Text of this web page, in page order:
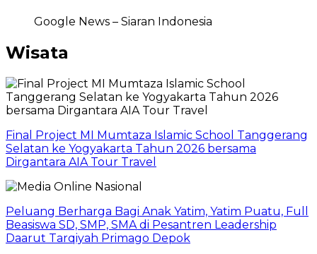
Google News – Siaran Indonesia
Wisata
Final Project MI Mumtaza Islamic School Tanggerang
Selatan ke Yogyakarta Tahun 2026 bersama
Dirgantara AIA Tour Travel
Peluang Berharga Bagi Anak Yatim, Yatim Puatu, Full
Beasiswa SD, SMP, SMA di Pesantren Leadership
Daarut Tarqiyah Primago Depok